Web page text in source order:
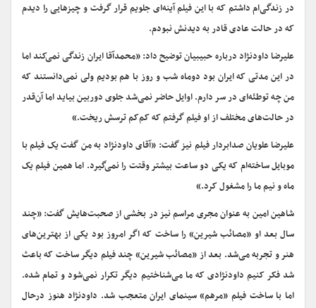
در زندگی‌ام داشتم که با این فیلم آینه‌ای جلویم قرار گرفت و چیزهایی را دیدم
که در حالت عادی قادر به دیدنش نبودم.
علیرضا داودنژاد درباره حبیبیان توضیح داد: «محمدآقا ایران زندگی نمی‌کند اما
در این مدتی که ایران بود دوماه شب و روز با هم بودیم ولی نمی‌دانستند که
من چه توطئه‌ای در سر دارم. اوایل حاضر نمی‌شد جلوی دوربین بیاید اما آن‌قدر
در حالت‌های مختلف از او فیلم گرفتم که کم‌کم ترسش ریخت.»
علیرضا علویان صدابردار فیلم نیز گفت: «آقای داودنژاد به من گفت یک فیلم با
موبایل ساخته‌ام که یکی دو ساعت بیشتر وقتت را نمی‌گیرد. اما همین فیلم یک
ماه و نیم ما را مشغول کرد.»
شاهین امین به عنوان مجری مراسم نیز در بخشی از صحبت‌هایش گفت: «چند
سال بعد او «مصائب شیرین» را ساخت که اگر امروز بود یکی از بهترین‌های
هنر و تجربه می‌شد. بعد از «مصائب شیرین» چند فیلم دیگر ساخت که باعث
شد فکر کنیم داودنژادی که ما می‌شناختیم دیگر تکرار نمی‌شود و تمام شده.
اما با ساخت فیلم «مرهم» سینمای ایران متعجب شد. داودنژاد هنوز درحال